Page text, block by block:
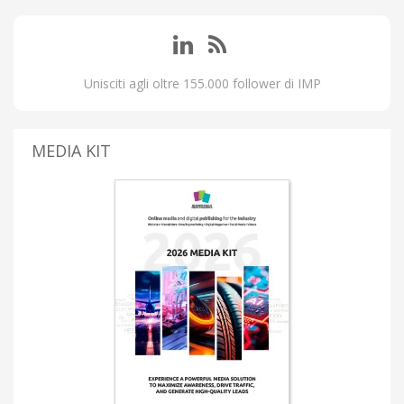
Unisciti agli oltre 155.000 follower di IMP
MEDIA KIT